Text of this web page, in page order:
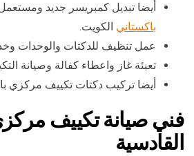
أيضا تبديل كمبريسر جديد
باكستاني الكويت.
عمل تنظيف للدكتات والوحدات وخدمة ٢٤
تعبئة غاز واعطاء كفالة وصيانة
أيضا تركيب دكتات تكييف مركزي
فني صيانة تكييف
القادسية